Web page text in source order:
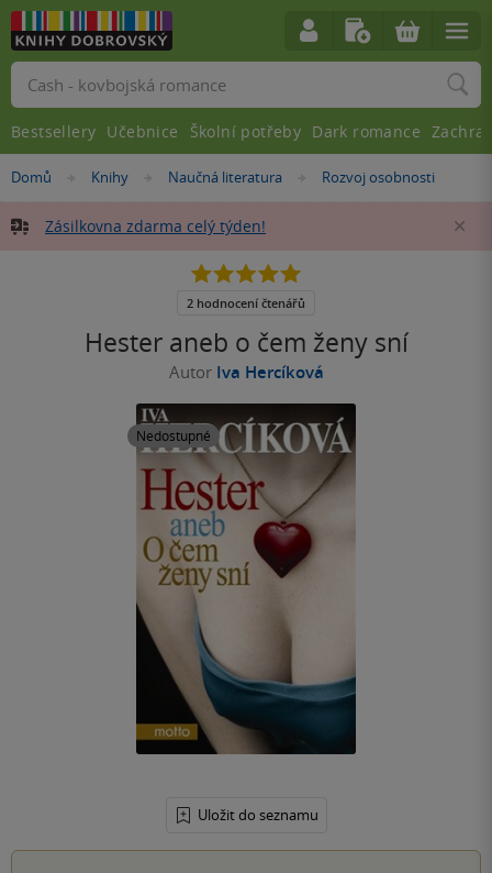
Nacházíte
zde:
Domů »
Knihy »
Naučná literatura »
Rozvoj osobnosti
Zásilkovna zdarma celý týden!
Hester aneb o čem ženy sní
Autor Iva Hercíková
Nedostupné
Uložit do seznamu
5.0
5
2 hodnocení čtenářů
Vyhledávání
Bestsellery Učebnice Školní potřeby Dark romance